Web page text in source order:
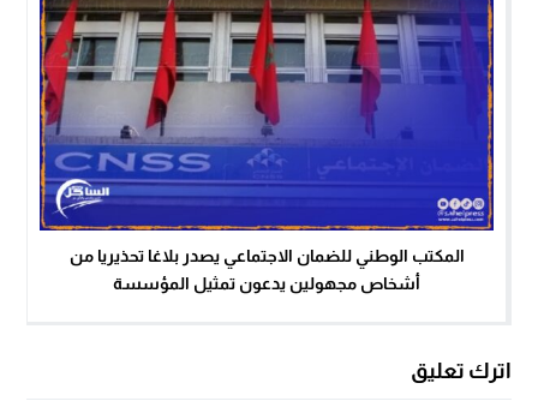
المكتب الوطني للضمان الاجتماعي يصدر بلاغا تحذيريا من
أشخاص مجهولين يدعون تمثيل المؤسسة
اترك تعليق